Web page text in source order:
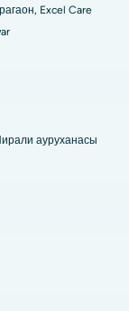
Excel Care
ауруханасы